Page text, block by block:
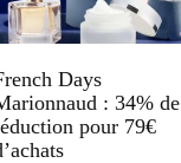
Days
: 34% de
pour 79€